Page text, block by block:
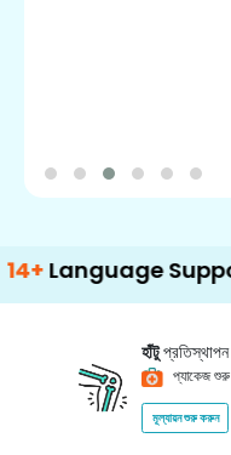
Support
হাঁটুপ্রতিস্থাপন
প্যাকেজ শুরু
মূল্যায়ন শুরু করুন